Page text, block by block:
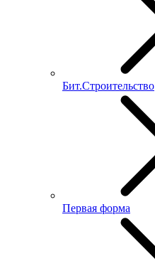
Бит.Строительство
Первая форма